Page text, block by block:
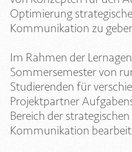
Optimierung
Kommunikation zu
Im Rahmen der
Sommersemester von
Studierenden für
Projektpartner
Bereich der
Kommunikation